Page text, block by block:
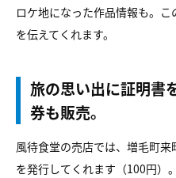
ロケ地になった作品情報も。
を伝えてくれます。
旅の思い出に証明書
券も販売。
風待食堂の売店では、増毛町
を発行してくれます（100円